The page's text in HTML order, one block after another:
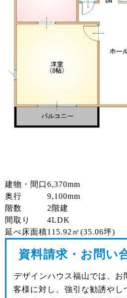
建物・間口6,370mm
奥行
9,100mm
階数
2階建
間取り
4LDK
延べ床面積115.92㎡(35.06坪)
資料請求・お問い
デザインハウス福山では、
客様に対し、強引な勧誘や